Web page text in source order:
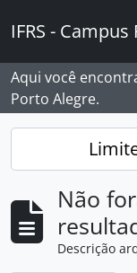
IFRS -
Aqui você
Porto Alegre.
Não
Descrição